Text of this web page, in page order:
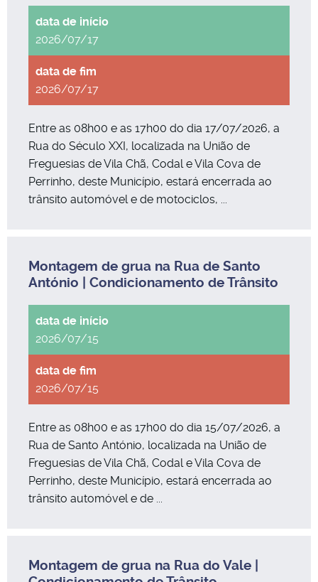
2026/07/17
2026/07/17
Entre as 08h00 e as 17h00 do dia 17/07/2026, a
Rua do Século XXI, localizada na União de
Freguesias de Vila Chã, Codal e Vila Cova de
Perrinho, deste Município, estará encerrada ao
trânsito automóvel e de motociclos, ...
Montagem de grua na Rua de Santo
António | Condicionamento de Trânsito
2026/07/15
2026/07/15
Entre as 08h00 e as 17h00 do dia 15/07/2026, a
Rua de Santo António, localizada na União de
Freguesias de Vila Chã, Codal e Vila Cova de
Perrinho, deste Município, estará encerrada ao
trânsito automóvel e de ...
Montagem de grua na Rua do Vale |